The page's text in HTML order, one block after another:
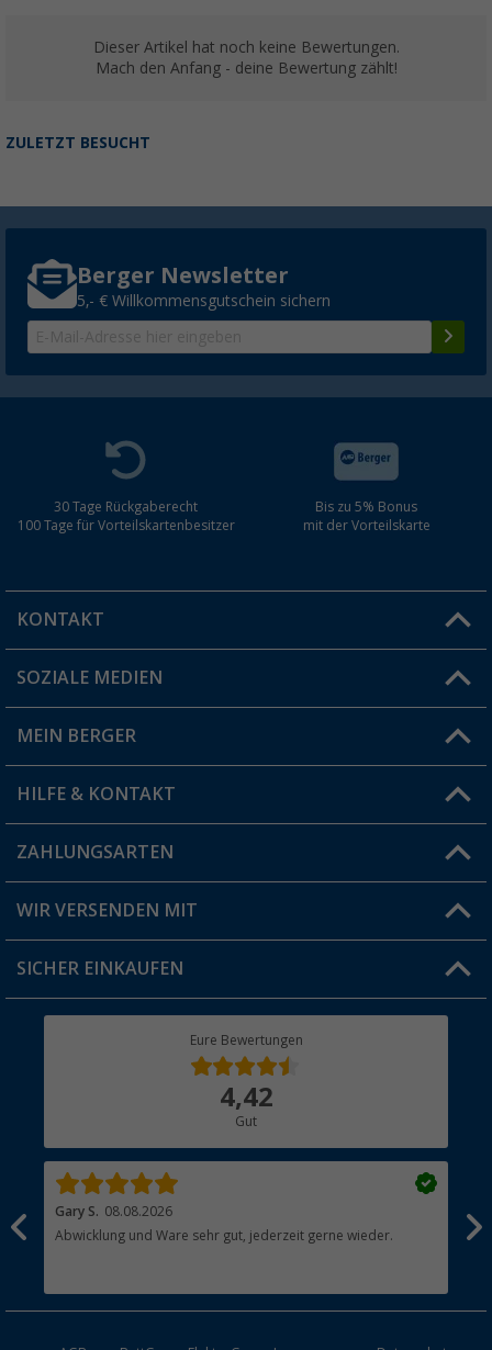
Dieser Artikel hat noch keine Bewertungen.
Mach den Anfang - deine Bewertung zählt!
ZULETZT BESUCHT
Berger Newsletter
5,- € Willkommensgutschein sichern
30 Tage Rückgaberecht
100 Tage für Vorteilskartenbesitzer
Bis zu 5% Bonus
mit der Vorteilskarte
KONTAKT
Du hast eine Frage?
Filiale finden
SOZIALE MEDIEN
MEIN BERGER
Vorteilskarte
Blog
Jobs & Karriere
HILFE & KONTAKT
FAQ & Kontakt
Versandinformationen
Rücksendung
ZAHLUNGSARTEN
WIR VERSENDEN MIT
SICHER EINKAUFEN
Eure Bewertungen
4,42
Gut
Gary S. 08.08.2026
Abwicklung und Ware sehr gut, jederzeit gerne wieder.